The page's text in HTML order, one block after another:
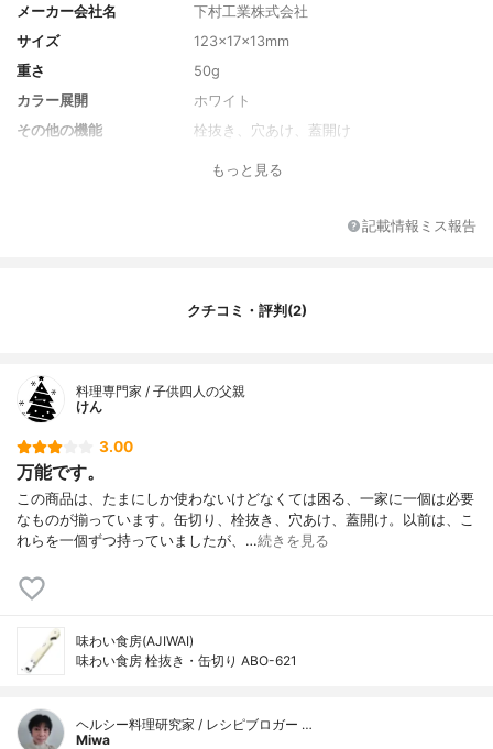
メーカー会社名
下村工業株式会社
サイズ
123×17×13mm
重さ
50g
カラー展開
ホワイト
その他の機能
栓抜き、穴あけ、蓋開け
もっと見る
記載情報ミス報告
クチコミ・評判(2)
料理専門家 / 子供四人の父親
けん
3.00
万能です。
この商品は、たまにしか使わないけどなくては困る、一家に一個は必要
なものが揃っています。缶切り、栓抜き、穴あけ、蓋開け。以前は、こ
れらを一個ずつ持っていましたが、…続きを見る
味わい食房(AJIWAI)
味わい食房 栓抜き・缶切り ABO-621
ヘルシー料理研究家 / レシピブロガー …
Miwa